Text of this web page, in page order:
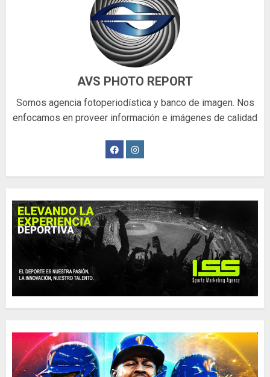
AVS PHOTO REPORT
Somos agencia fotoperiodística y banco de imagen. Nos
enfocamos en proveer información e imágenes de calidad